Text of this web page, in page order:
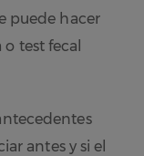
puede hacer
test fecal
antes y si el